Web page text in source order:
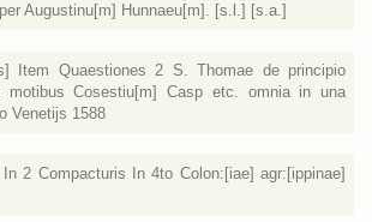
Augustinu[m] Hunnaeu[m]. [s.l.] [s.a.]
Item Quaestiones 2 S. Thomae de principio
motibus Cosestiu[m] Casp etc. omnia in una
Venetijs 1588
2 Compacturis In 4to Colon:[iae] agr:[ippinae]